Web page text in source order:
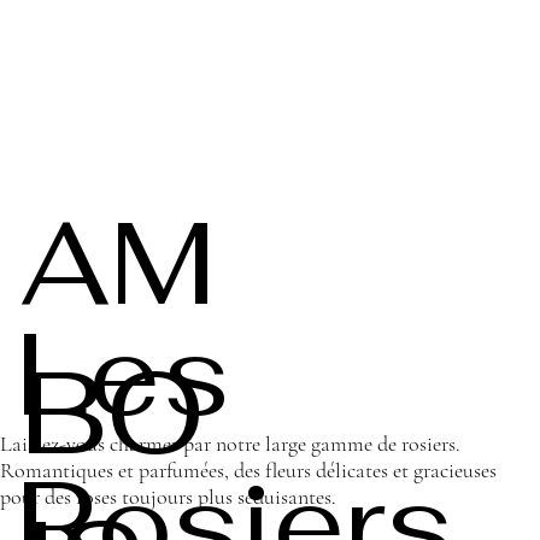
AM
BO
Les
Laissez-vous charmer par notre large gamme de rosiers.
Romantiques et parfumées, des fleurs délicates et gracieuses
pour des roses toujours plus séduisantes.